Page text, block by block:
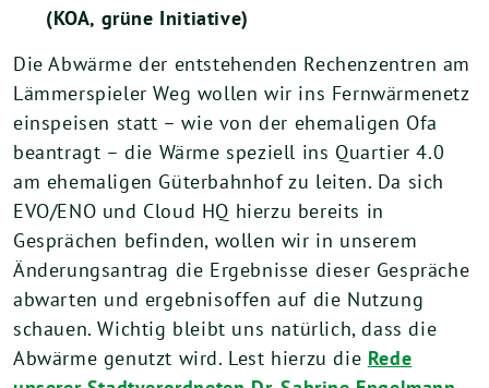
(KOA, grüne Initiative)
Die Abwärme der entstehenden Rechenzentren am
Lämmerspieler Weg wollen wir ins Fernwärmenetz
einspeisen statt – wie von der ehemaligen Ofa
beantragt – die Wärme speziell ins Quartier 4.0
am ehemaligen Güterbahnhof zu leiten. Da sich
EVO/ENO und Cloud HQ hierzu bereits in
Gesprächen befinden, wollen wir in unserem
Änderungsantrag die Ergebnisse dieser Gespräche
abwarten und ergebnisoffen auf die Nutzung
schauen. Wichtig bleibt uns natürlich, dass die
Abwärme genutzt wird. Lest hierzu die Rede